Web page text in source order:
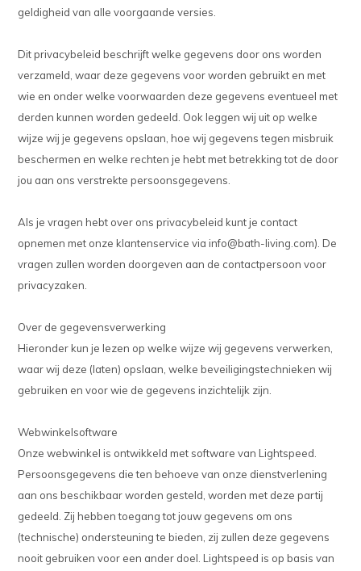
geldigheid van alle voorgaande versies.
Dit privacybeleid beschrijft welke gegevens door ons worden
verzameld, waar deze gegevens voor worden gebruikt en met
wie en onder welke voorwaarden deze gegevens eventueel met
derden kunnen worden gedeeld. Ook leggen wij uit op welke
wijze wij je gegevens opslaan, hoe wij gegevens tegen misbruik
beschermen en welke rechten je hebt met betrekking tot de door
jou aan ons verstrekte persoonsgegevens.
Als je vragen hebt over ons privacybeleid kunt je contact
opnemen met onze klantenservice via info@bath-living.com). De
vragen zullen worden doorgeven aan de contactpersoon voor
privacyzaken.
Over de gegevensverwerking
Hieronder kun je lezen op welke wijze wij gegevens verwerken,
waar wij deze (laten) opslaan, welke beveiligingstechnieken wij
gebruiken en voor wie de gegevens inzichtelijk zijn.
Webwinkelsoftware
Onze webwinkel is ontwikkeld met software van Lightspeed.
Persoonsgegevens die ten behoeve van onze dienstverlening
aan ons beschikbaar worden gesteld, worden met deze partij
gedeeld. Zij hebben toegang tot jouw gegevens om ons
(technische) ondersteuning te bieden, zij zullen deze gegevens
nooit gebruiken voor een ander doel. Lightspeed is op basis van